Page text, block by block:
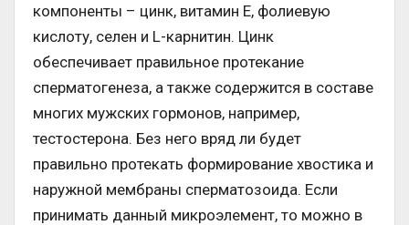
компоненты – цинк, витамин Е, фолиевую
кислоту, селен и L-карнитин. Цинк
обеспечивает правильное протекание
сперматогенеза, а также содержится в составе
многих мужских гормонов, например,
тестостерона. Без него вряд ли будет
правильно протекать формирование хвостика и
наружной мембраны сперматозоида. Если
принимать данный микроэлемент, то можно в